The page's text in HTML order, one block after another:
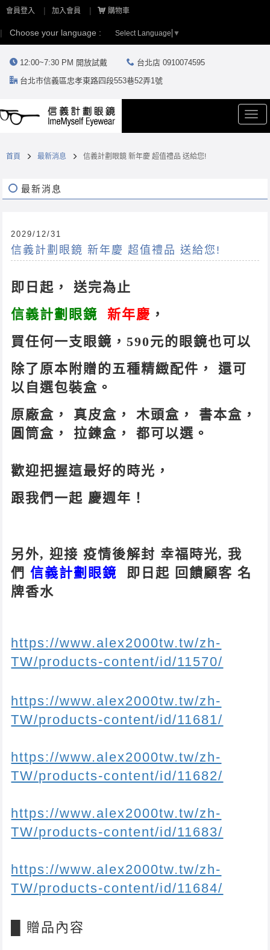
會員登入 加入會員 購物車
Choose your language : Select Language ▼
12:00~7:30 PM 開放試戴
台北店 0910074595
台北市信義區忠孝東路四段553巷52弄1號
首頁 最新消息 信義計劃眼鏡 新年慶 超值禮品 送給您!
最新消息
2029/12/31
信義計劃眼鏡 新年慶 超值禮品 送給您!
即日起， 送完為止
信義計劃眼鏡
新年慶 ，
買任何一支眼鏡，590元的眼鏡也可以
除了原本附贈的五種精緻配件， 還可
以自選包裝盒。
原廠盒， 真皮盒， 木頭盒， 書本盒，
圓筒盒， 拉鍊盒， 都可以選。
歡迎把握這最好的時光，
跟我們一起 慶週年！
另外, 迎接 疫情後解封 幸福時光, 我
們信義計劃眼鏡 即日起 回饋顧客 名
牌香水
https://www.alex2000tw.tw/zh-
TW/products-content/id/11570/
https://www.alex2000tw.tw/zh-
TW/products-content/id/11681/
https://www.alex2000tw.tw/zh-
TW/products-content/id/11682/
https://www.alex2000tw.tw/zh-
TW/products-content/id/11683/
https://www.alex2000tw.tw/zh-
TW/products-content/id/11684/
贈品內容